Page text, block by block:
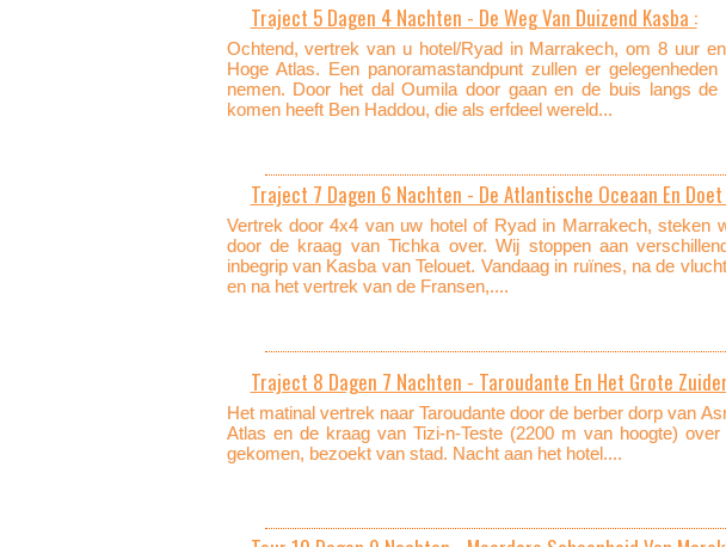
Traject 5 Dagen 4 Nachten - De Weg Van Duizend Kasba :
Ochtend, vertrek van u hotel/Ryad in Marrakech, om 8 uur
Hoge Atlas. Een panoramastandpunt zullen er
nemen. Door het dal Oumila door gaan en de buis langs
komen heeft Ben Haddou, die als erfdeel wereld...
Traject 7 Dagen 6 Nachten - De Atlantische Oceaan En Doet
Vertrek door 4x4 van uw hotel of Ryad in Marrakech, steken
door de kraag van Tichka over. Wij stoppen aan
inbegrip van Kasba van Telouet. Vandaag in ruïnes, na de
en na het vertrek van de Fransen,....
Traject 8 Dagen 7 Nachten - Taroudante En Het Grote
Het matinal vertrek naar Taroudante door de berber dorp van
Atlas en de kraag van Tizi-n-Teste (2200 m van hoogte)
gekomen, bezoekt van stad. Nacht aan het hotel....